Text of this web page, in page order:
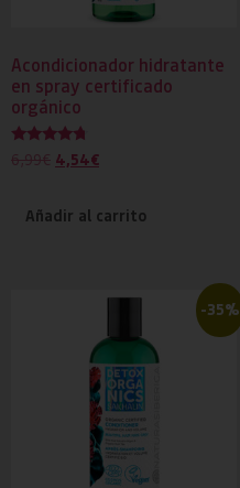
Acondicionador hidratante
en spray certificado
orgánico
Valorado
con
6,99€ 4,54€
Añadir al carrito
-35%